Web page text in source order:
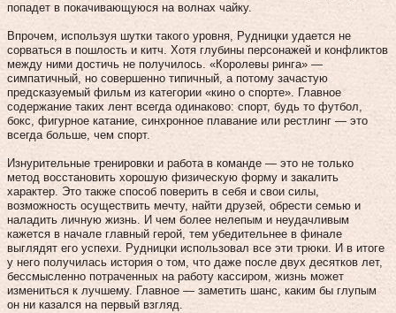
попадет в покачивающуюся на волнах чайку.
Впрочем, используя шутки такого уровня, Рудницки удается не
сорваться в пошлость и китч. Хотя глубины персонажей и конфликтов
между ними достичь не получилось. «Королевы ринга» —
симпатичный, но совершенно типичный, а потому зачастую
предсказуемый фильм из категории «кино о спорте». Главное
содержание таких лент всегда одинаково: спорт, будь то футбол,
бокс, фигурное катание, синхронное плавание или рестлинг — это
всегда больше, чем спорт.
Изнурительные тренировки и работа в команде — это не только
метод восстановить хорошую физическую форму и закалить
характер. Это также способ поверить в себя и свои силы,
возможность осуществить мечту, найти друзей, обрести семью и
наладить личную жизнь. И чем более нелепым и неудачливым
кажется в начале главный герой, тем убедительнее в финале
выглядят его успехи. Рудницки использовал все эти трюки. И в итоге
у него получилась история о том, что даже после двух десятков лет,
бессмысленно потраченных на работу кассиром, жизнь может
измениться к лучшему. Главное — заметить шанс, каким бы глупым
он ни казался на первый взгляд.